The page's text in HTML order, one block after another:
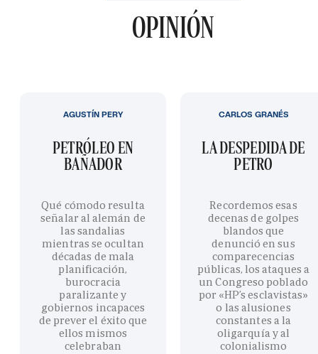
OPINIÓN
PETRÓLEO EN
BAÑADOR
Qué cómodo resulta
señalar al alemán de
las sandalias
mientras se ocultan
décadas de mala
planificación,
burocracia
paralizante y
gobiernos incapaces
de prever el éxito que
ellos mismos
celebraban
AGUSTÍN PERY
LA DESPEDIDA DE
PETRO
Recordemos esas
decenas de golpes
blandos que
denunció en sus
comparecencias
públicas, los ataques a
un Congreso poblado
por «HP’s esclavistas»
o las alusiones
constantes a la
oligarquía y al
colonialismo
CARLOS GRANÉS